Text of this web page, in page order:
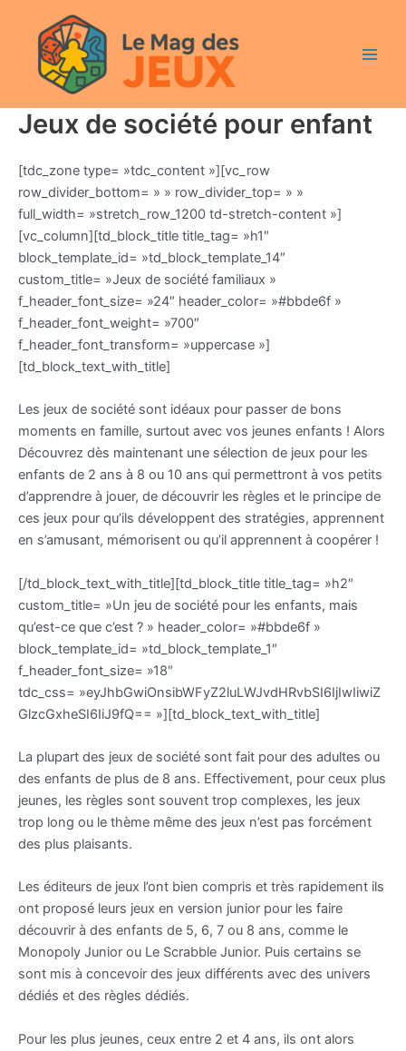
contenu
Jeux de société pour enfant
[tdc_zone type= »tdc_content »][vc_row
row_divider_bottom= » » row_divider_top= » »
full_width= »stretch_row_1200 td-stretch-content »]
[vc_column][td_block_title title_tag= »h1″
block_template_id= »td_block_template_14″
custom_title= »Jeux de société familiaux »
f_header_font_size= »24″ header_color= »#bbde6f »
f_header_font_weight= »700″
f_header_font_transform= »uppercase »]
[td_block_text_with_title]
Les jeux de société sont idéaux pour passer de bons
moments en famille, surtout avec vos jeunes enfants ! Alors
Découvrez dès maintenant une sélection de jeux pour les
enfants de 2 ans à 8 ou 10 ans qui permettront à vos petits
d’apprendre à jouer, de découvrir les règles et le principe de
ces jeux pour qu’ils développent des stratégies, apprennent
en s’amusant, mémorisent ou qu’il apprennent à coopérer !
[/td_block_text_with_title][td_block_title title_tag= »h2″
custom_title= »Un jeu de société pour les enfants, mais
qu’est-ce que c’est ? » header_color= »#bbde6f »
block_template_id= »td_block_template_1″
f_header_font_size= »18″
tdc_css= »eyJhbGwiOnsibWFyZ2luLWJvdHRvbSI6IjIwIiwiZ
GlzcGxheSI6IiJ9fQ== »][td_block_text_with_title]
La plupart des jeux de société sont fait pour des adultes ou
des enfants de plus de 8 ans. Effectivement, pour ceux plus
jeunes, les règles sont souvent trop complexes, les jeux
trop long ou le thème même des jeux n’est pas forcément
des plus plaisants.
Les éditeurs de jeux l’ont bien compris et très rapidement ils
ont proposé leurs jeux en version junior pour les faire
découvrir à des enfants de 5, 6, 7 ou 8 ans, comme le
Monopoly Junior ou Le Scrabble Junior. Puis certains se
sont mis à concevoir des jeux différents avec des univers
dédiés et des règles dédiés.
Pour les plus jeunes, ceux entre 2 et 4 ans, ils ont alors